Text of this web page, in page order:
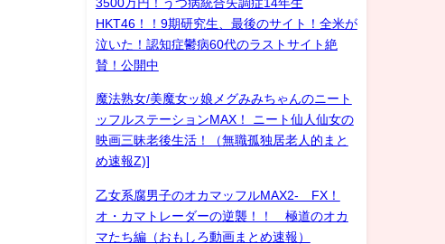
3500万円！うつ病統合失調症14年生
HKT46！！9期研究生、最後のサイト！全米が
泣いた！認知症鬱病60代のラストサイト絶
賛！公開中
魔法熟女/美魔女ッ娘メグみみちゃんのニート
ッフルステーションMAX！ ニート仙人仙女の
映画三昧老後生活！（無職孤独居老人的まと
め速報Z)]
乙女系腐男子のオカマッフルMAX2- FX！
オ・カマトレーダーの逆襲！！ 極道のオカ
マたち編（おもしろ動画まとめ速報）